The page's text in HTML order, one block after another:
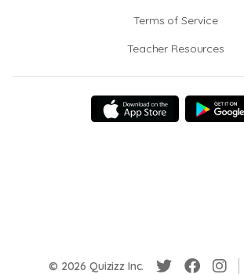
Terms of Service
Teacher Resources
© 2026 Quizizz Inc.